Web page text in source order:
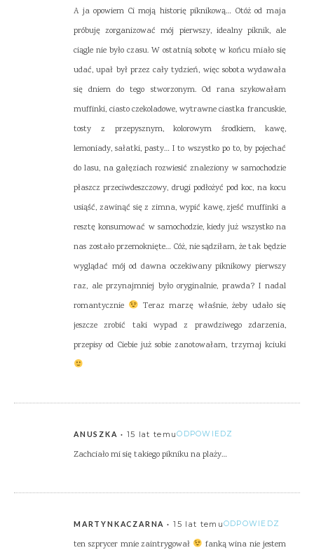
A ja opowiem Ci moją historię piknikową… Otóż od maja
próbuję zorganizować mój pierwszy, idealny piknik, ale
ciągle nie było czasu. W ostatnią sobotę w końcu miało się
udać, upał był przez cały tydzień, więc sobota wydawała
się dniem do tego stworzonym. Od rana szykowałam
muffinki, ciasto czekoladowe, wytrawne ciastka francuskie,
tosty z przepysznym, kolorowym środkiem, kawę,
lemoniady, sałatki, pasty… I to wszystko po to, by pojechać
do lasu, na gałęziach rozwiesić znaleziony w samochodzie
płaszcz przeciwdeszczowy, drugi podłożyć pod koc, na kocu
usiąść, zawinąć się z zimna, wypić kawę, zjeść muffinki a
resztę konsumować w samochodzie, kiedy już wszystko na
nas zostało przemoknięte… Cóż, nie sądziłam, że tak będzie
wyglądać mój od dawna oczekiwany piknikowy pierwszy
raz, ale przynajmniej było oryginalnie, prawda? I nadal
romantycznie
Teraz marzę właśnie, żeby udało się
jeszcze zrobić taki wypad z prawdziwego zdarzenia,
przepisy od Ciebie już sobie zanotowałam, trzymaj kciuki
ANUSZKA 15 lat temuODPOWIEDZ
Zachciało mi się takiego pikniku na plaży…
MARTYNKACZARNA 15 lat temuODPOWIEDZ
ten szprycer mnie zaintrygował
fanką wina nie jestem